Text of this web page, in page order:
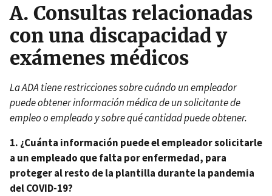
A. Consultas relacionadas
con una discapacidad y
exámenes médicos
La ADA tiene restricciones sobre cuándo un empleador
puede obtener información médica de un solicitante de
empleo o empleado y sobre qué cantidad puede obtener.
1. ¿Cuánta información puede el empleador solicitarle
a un empleado que falta por enfermedad, para
proteger al resto de la plantilla durante la pandemia
del COVID-19?